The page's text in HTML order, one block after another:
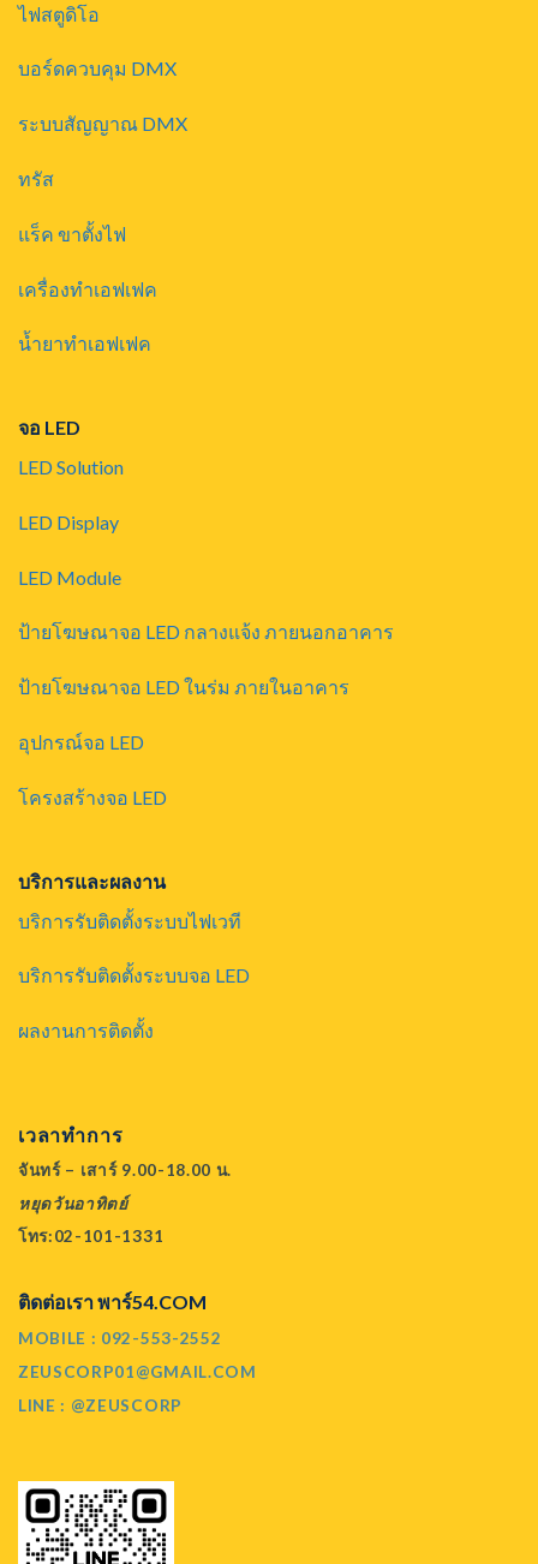
ไฟสตูดิโอ
บอร์ดควบคุม DMX
ระบบสัญญาณ DMX
ทรัส
แร็ค ขาตั้งไฟ
เครื่องทำเอฟเฟค
น้ำยาทำเอฟเฟค
จอ LED
LED Solution
LED Display
LED Module
ป้ายโฆษณาจอ LED กลางแจ้ง ภายนอกอาคาร
ป้ายโฆษณาจอ LED ในร่ม ภายในอาคาร
อุปกรณ์จอ LED
โครงสร้างจอ LED
บริการและผลงาน
บริการรับติดตั้งระบบไฟเวที
บริการรับติดตั้งระบบจอ LED
ผลงานการติดตั้ง
เวลาทำการ
จันทร์ – เสาร์ 9.00-18.00 น.
หยุดวันอาทิตย์
โทร:02-101-1331
ติดต่อเรา พาร์54.COM
MOBILE : 092-553-2552
ZEUSCORP01@GMAIL.COM
LINE : @ZEUSCORP